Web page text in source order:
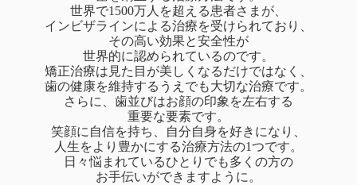
世界で1500万人を超える患者さまが、
インビザラインによる治療を受けられており、
その高い効果と安全性が
世界的に認められているのです。
矯正治療は見た目が美しくなるだけではなく、
歯の健康を維持するうえでも大切な治療です。
さらに、歯並びはお顔の印象を左右する
重要な要素です。
笑顔に自信を持ち、自分自身を好きになり、
人生をより豊かにする治療方法の1つです。
日々悩まれているひとりでも多くの方の
お手伝いができますように。